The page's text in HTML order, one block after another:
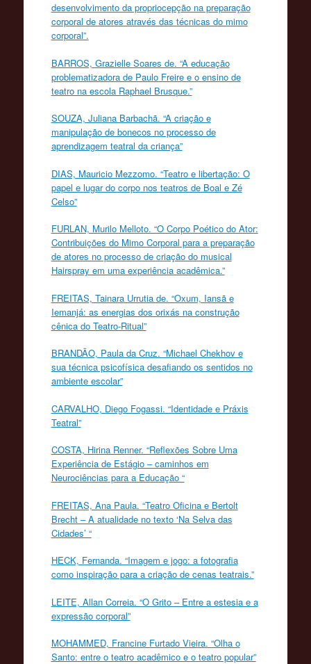
desenvolvimento da propriocepção na preparação
corporal de atores através das técnicas do mimo
corporal”.
BARROS, Grazielle Soares de. “A educação
problematizadora de Paulo Freire e o ensino de
teatro na escola Raphael Brusque.”
SOUZA, Juliana Barbachã. “A criação e
manipulação de bonecos no processo de
aprendizagem teatral da criança”
DIAS, Mauricio Mezzomo. “Teatro e libertação: O
papel e lugar do corpo nos teatros de Boal e Zé
Celso”
FURLAN, Murilo Melloto. “O Corpo Poético do Ator:
Contribuições do Mimo Corporal para a preparação
de atores no processo de criação do musical
Hairspray em uma experiência acadêmica.”
FREITAS, Tainara Urrutia de. “Oxum, Iansã e
Iemanjá: as energias dos orixás na construção
cênica do Teatro-Ritual”
BRANDÃO, Paula da Cruz. “Michael Chekhov e
sua técnica psicofísica desafiando os sentidos no
ambiente escolar”
CARVALHO, Diego Fogassi. “Identidade e Práxis
Teatral”
COSTA, Hirina Renner. “Reflexões Sobre Uma
Experiência de Estágio – caminhos em
Neurociências para a Educação “
FREITAS, Ana Paula. “Teatro Oficina e Bertolt
Brecht – A atualidade no texto ‘Na Selva das
Cidades’ “
HECK, Fernanda. “Imagem e jogo: a fotografia
como inspiração para a criação de cenas teatrais.”
LEITE, Allan Correia. “O Grito – Entre a estesia e a
expressão corporal”
MOHAMMED, Francine Furtado Vieira. “Olha o
Santo: entre o teatro acadêmico e o teatro popular”